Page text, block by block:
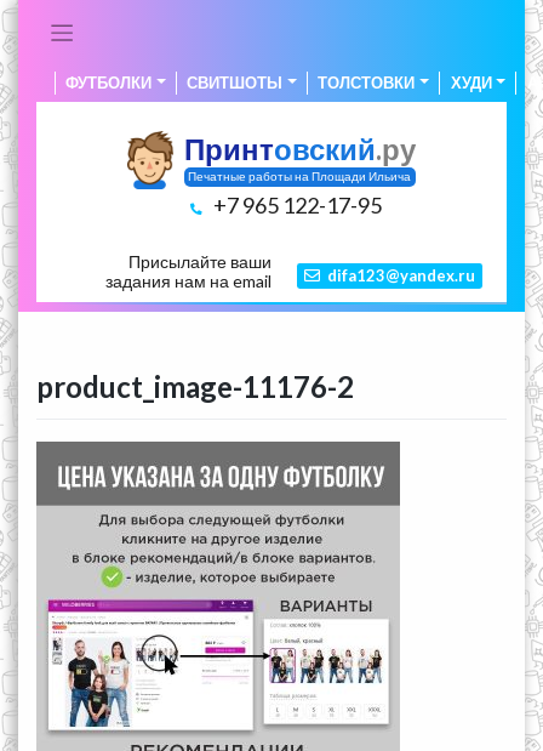
ФУТБОЛКИ СВИТШОТЫ ТОЛСТОВКИ ХУДИ
Принтовский.ру
Печатные работы на Площади Ильича
+7 965 122-17-95
Присылайте ваши
задания нам на email
difa123@yandex.ru
product_image-11176-2